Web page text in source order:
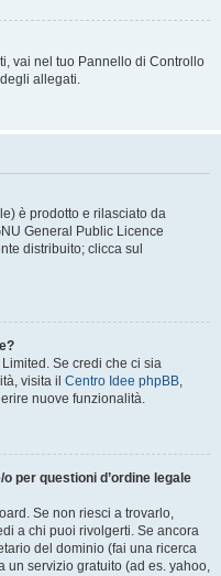
vai nel tuo Pannello di Controllo
allegati.
è prodotto e rilasciato da
General Public Licence
distribuito; clicca sul
Se credi che ci sia
visita il Centro Idee phpBB,
nuove funzionalità.
per questioni d’ordine legale
Se non riesci a trovarlo,
a chi puoi rivolgerti. Se ancora
del dominio (fai una ricerca
un servizio gratuito (ad es. yahoo,